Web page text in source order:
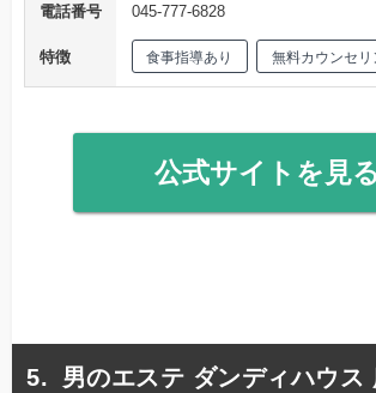
電話番号
045-777-6828
特徴 食事指導あり 無料カウンセリ
公式サイトを見る
男のエステ ダンディハウス